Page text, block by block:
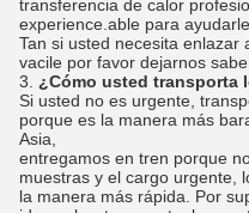
transferencia de calor
experience.able para
Tan si usted necesita enlazar
vacile por favor dejarnos
3. ¿Cómo usted transporta
Si usted no es urgente,
porque es la manera más
Asia,
entregamos en tren porque
muestras y el cargo urgente,
la manera más rápida. Por